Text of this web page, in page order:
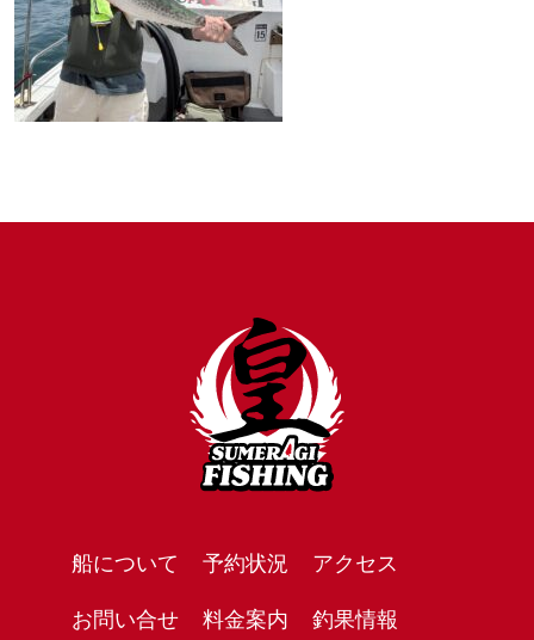
船について 予約状況
アクセス
お問い合せ
料金案内 釣果情報